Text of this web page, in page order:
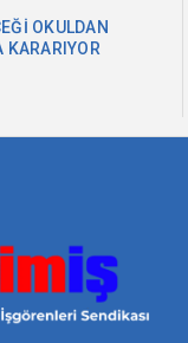
OKULDAN
KARARIYOR